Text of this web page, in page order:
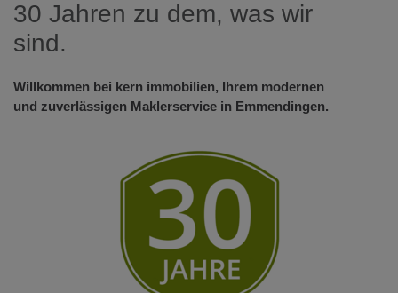
30 Jahren zu dem, was wir
sind.
Willkommen bei kern immobilien, Ihrem modernen
und zuverlässigen Maklerservice in Emmendingen.